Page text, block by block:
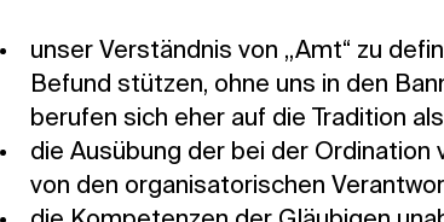
unser Verständnis von „Amt“ zu
Befund stützen, ohne uns in den
berufen sich eher auf die Tradition
die Ausübung der bei der
von den organisatorischen